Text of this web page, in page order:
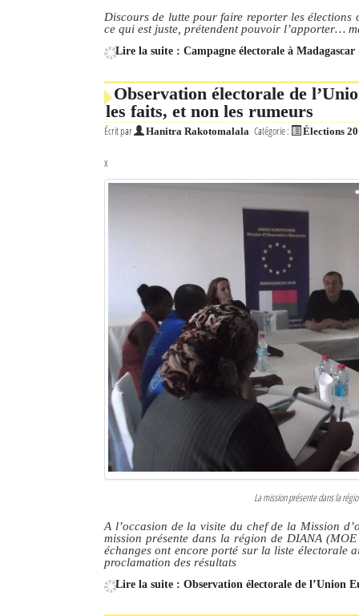
Discours de lutte pour faire reporter les élections
ce qui est juste, prétendent pouvoir l’apporter…
Lire la suite : Campagne électorale à
Observation électorale de
les faits, et non les rumeurs
Écrit par Hanitra Rakotomalala Catégorie : Élections
x
La mission présente dans la
A l’occasion de la visite du chef de la Mission
mission présente dans la région de DIANA
échanges ont encore porté sur la liste
proclamation des résultats
Lire la suite : Observation électorale de l’Union